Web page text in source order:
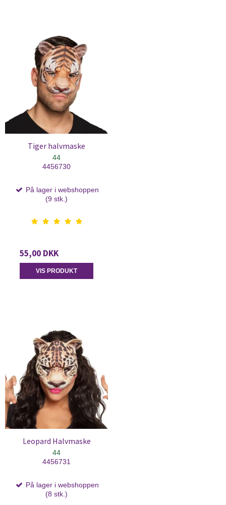
Tiger halvmaske
44
4456730
På lager i webshoppen
(9 stk.)
55,00 DKK
VIS PRODUKT
Leopard Halvmaske
44
4456731
På lager i webshoppen
(8 stk.)